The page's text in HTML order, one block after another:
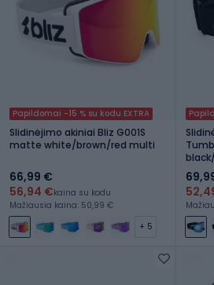
Papildomai -15 % su kodu EXTRA
Slidinėjimo akiniai Bliz G001S
matte white/brown/red multi
66,99 €
56,94 €kaina su kodu
Mažiausia kaina: 50,99 €
+ 5